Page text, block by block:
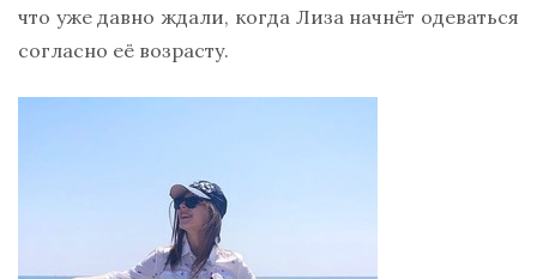
что уже давно ждали, когда Лиза начнёт одеваться
согласно её возрасту.